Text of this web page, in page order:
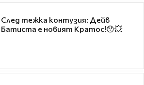
След тежка контузия: Дейв
Батиста е новият Кратос!😯💥